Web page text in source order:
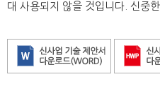
대 사용되지 않을 것입니다. 신중